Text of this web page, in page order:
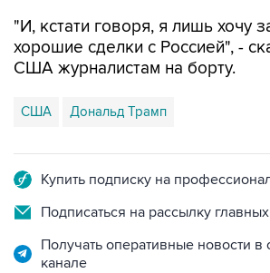
"И, кстати говоря, я лишь хочу
хорошие сделки с Россией", -
США журналистам на борту.
США Дональд Трамп
Купить подписку на
Подписаться на рассылку
Получать оперативные новости
канале